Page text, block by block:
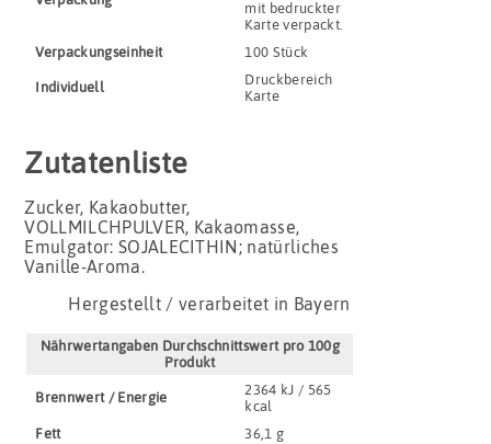
mit bedruckter
Karte verpackt.
Verpackungs­einheit
100 Stück
Indivi­duell
Druckbereich
Karte
Zutatenliste
Zucker, Kakaobutter,
VOLLMILCHPULVER, Kakaomasse,
Emulgator: SOJALECITHIN; natürliches
Vanille-Aroma.
Hergestellt / verarbeitet in Bayern
Nährwertangaben Durchschnittswert pro 100g
Produkt
Brennwert / Energie
2364 kJ / 565
kcal
Fett
36,1 g